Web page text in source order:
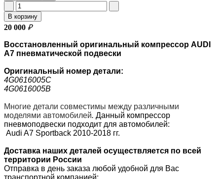
В корзину
20 000 ₽
Восстановленный оригинальный компрессор AUDI
A7 пневматической подвески
Оригинальный номер детали:
4G0616005C
4G0616005B
Многие детали совместимы между различными
моделями автомобилей. Данный компрессор
пневмоподвески подходит для автомобилей:
Audi A7 Sportback 2010-2018 гг.
Доставка наших деталей осуществляется по всей
территории России
Отправка в день заказа любой удобной для Вас
транспортной компанией: